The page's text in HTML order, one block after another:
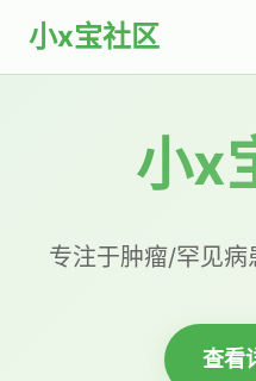
小x宝社区
小x
专注于肿瘤/罕见
查看